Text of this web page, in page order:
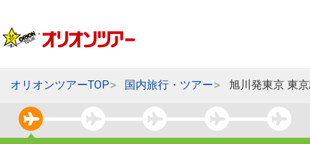
オリオンツアーTOP 国内旅行・ツアー 旭川発東京 東